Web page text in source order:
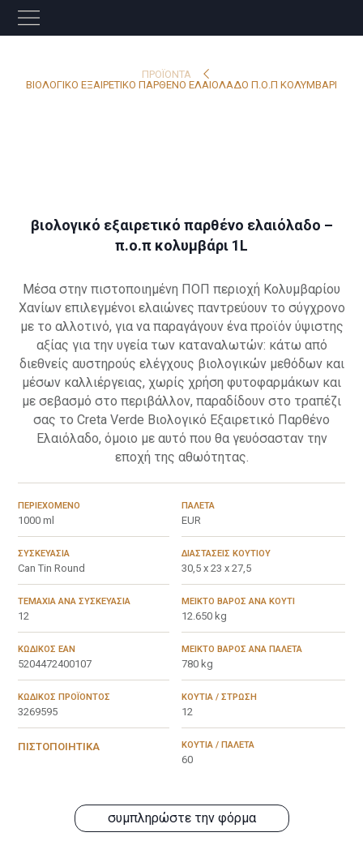
ΠΡΟΪΌΝΤΑ
ΒΙΟΛΟΓΙΚΟ ΕΞΑΙΡΕΤΙΚΟ ΠΑΡΘΕΝΟ ΕΛΑΙΟΛΑΔΟ Π.Ο.Π ΚΟΛΥΜΒΑΡΙ
βιολογικό εξαιρετικό παρθένο ελαιόλαδο –
π.ο.π κολυμβάρι 1L
Μέσα στην πιστοποιημένη ΠΟΠ περιοχή Κολυμβαρίου
Χανίων επιλεγμένοι ελαιώνες παντρεύουν το σύγχρονο
με το αλλοτινό, για να παραγάγουν ένα προϊόν ύψιστης
αξίας για την υγεία των καταναλωτών: κάτω από
διεθνείς αυστηρούς ελέγχους βιολογικών μεθόδων και
μέσων καλλιέργειας, χωρίς χρήση φυτοφαρμάκων και
με σεβασμό στο περιβάλλον, παραδίδουν στο τραπέζι
σας το Creta Verde Βιολογικό Εξαιρετικό Παρθένο
Ελαιόλαδο, όμοιο με αυτό που θα γευόσασταν την
εποχή της αθωότητας.
ΠΕΡΙΕΧΌΜΕΝΟ
1000 ml
ΣΥΣΚΕΥΑΣΊΑ
Can Tin Round
ΤΕΜΆΧΙΑ ΑΝΆ ΣΥΣΚΕΥΑΣΊΑ
12
ΚΩΔΙΚΌΣ EAN
5204472400107
ΚΩΔΙΚΌΣ ΠΡΟΪΌΝΤΟΣ
3269595
ΠΙΣΤΟΠΟΙΗΤΙΚΆ
ΠΑΛΈΤΑ
EUR
ΔΙΑΣΤΆΣΕΙΣ ΚΟΥΤΙΟΎ
30,5 x 23 x 27,5
ΜΕΙΚΤΌ ΒΆΡΟΣ ΑΝΆ ΚΟΥΤΊ
12.650 kg
ΜΕΙΚΤΌ ΒΆΡΟΣ ΑΝΆ ΠΑΛΈΤΑ
780 kg
ΚΟΥΤΙΆ / ΣΤΡΏΣΗ
12
ΚΟΥΤΙΆ / ΠΑΛΈΤΑ
60
συμπληρώστε την φόρμα